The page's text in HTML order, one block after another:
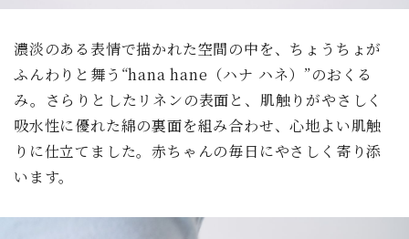
濃淡のある表情で描かれた空間の中を、ちょうちょが
ふんわりと舞う“hana hane（ハナ ハネ）”のおくる
み。さらりとしたリネンの表面と、肌触りがやさしく
吸水性に優れた綿の裏面を組み合わせ、心地よい肌触
りに仕立てました。赤ちゃんの毎日にやさしく寄り添
います。